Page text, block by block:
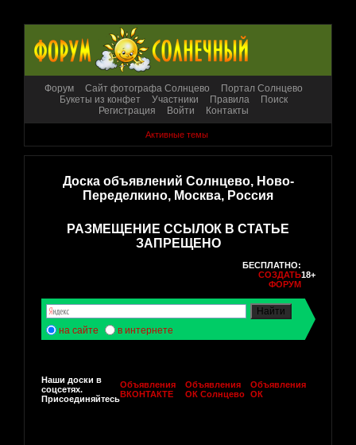
Форум Сайт фотографа Солнцево
Портал Солнцево
Букеты из конфет
Участники Правила
Поиск
Регистрация
Войти Контакты
Активные темы
Доска объявлений Солнцево, Ново-
Переделкино, Москва, Россия
РАЗМЕЩЕНИЕ ССЫЛОК В СТАТЬЕ
ЗАПРЕЩЕНО
БЕСПЛАТНО:
СОЗДАТЬ
ФОРУМ
18+
на сайте в интернете
Наши доски в
соцсетях.
Присоединяйтесь
Объявления
ВКОНТАКТЕ
Объявления
ОК Солнцево
Объявления
ОК